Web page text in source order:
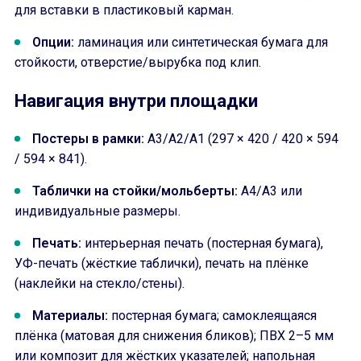
для вставки в пластиковый карман.
Опции: ламинация или синтетическая бумага для
стойкости, отверстие/вырубка под клип.
Навигация внутри площадки
Постеры в рамки: A3/A2/A1 (297 × 420 / 420 × 594
/ 594 × 841).
Таблички на стойки/мольберты: A4/A3 или
индивидуальные размеры.
Печать: интерьерная печать (постерная бумага),
УФ-печать (жёсткие таблички), печать на плёнке
(наклейки на стекло/стены).
Материалы: постерная бумага; самоклеящаяся
плёнка (матовая для снижения бликов); ПВХ 2–5 мм
или композит для жёстких указателей; напольная